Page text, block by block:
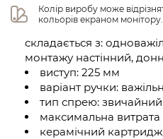
Колір виробу може
кольорів екраном монітору.
складається з:
монтажу настінний,
виступ: 225 мм
варіант ручки:
тип спрею:
максимальна витрата
керамічний